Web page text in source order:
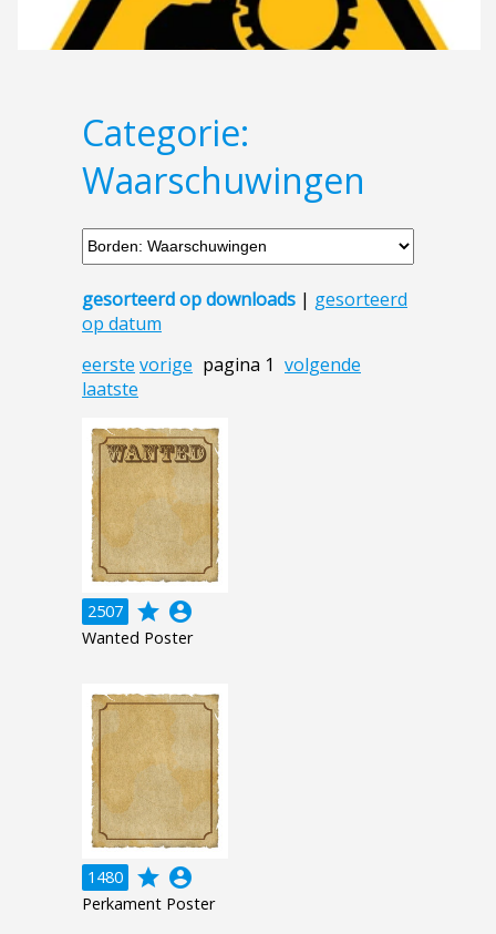
Categorie:
Waarschuwingen
gesorteerd op downloads | gesorteerd
op datum
eerste vorige pagina 1 volgende
laatste
2507 grade account_circle
Wanted Poster
1480 grade account_circle
Perkament Poster